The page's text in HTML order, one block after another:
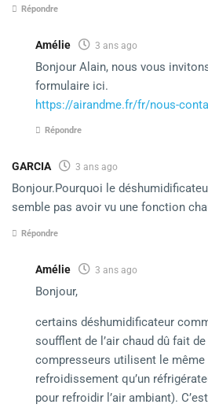
Répondre
Amélie 3 ans ago
Bonjour Alain, nous vous
formulaire ici.
https://airandme.fr/fr/nous-
Répondre
GARCIA 3 ans ago
Bonjour.Pourquoi le
semble pas avoir vu une fonction
Répondre
Amélie 3 ans ago
Bonjour,
certains déshumidificateur
soufflent de l’air chaud dû fait
compresseurs utilisent le même
refroidissement qu’un
pour refroidir l’air ambiant).